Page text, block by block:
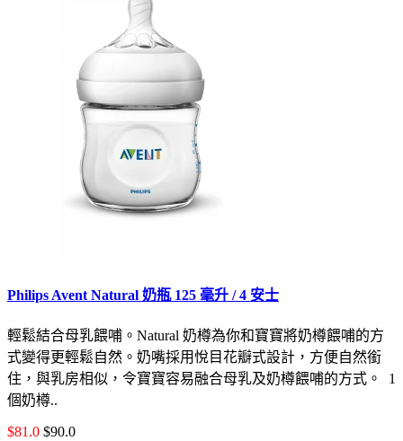
Philips Avent Natural 奶瓶 125 毫升 / 4 安士
輕鬆結合母乳餵哺。Natural 奶樽為你和寶寶將奶樽餵哺的方
式變得更輕鬆自然。奶嘴採用悅目花瓣式設計，方便自然銜
住，與乳房相似，令寶寶容易融合母乳及奶樽餵哺的方式。 1
個奶樽..
$81.0 $90.0